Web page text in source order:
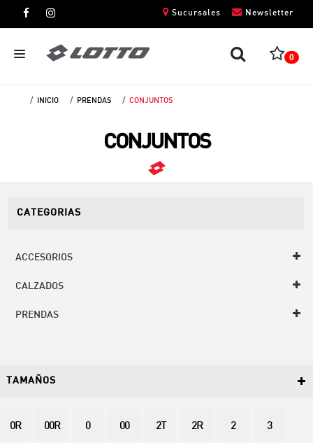
Newsletter
Sucursales
0
INICIO PRENDAS CONJUNTOS
CONJUNTOS
CATEGORIAS
ACCESORIOS
CALZADOS
PRENDAS
TAMAÑOS
0R 00R 0 00 2T 2R 2 3